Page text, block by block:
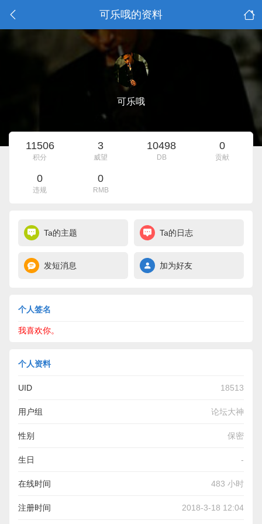
可乐哦的资料
可乐哦
11506
积分
3
威望
10498
DB
0
贡献
0
违规
0
RMB
Ta的主题 Ta的日志
发短消息 加为好友
个人签名
我喜欢你。
个人资料
UID 18513
用户组 论坛大神
性别 保密
生日 -
在线时间 483 小时
注册时间 2018-3-18 12:04